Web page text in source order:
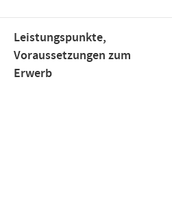
Leistungspunkte,
Voraussetzungen zum
Erwerb